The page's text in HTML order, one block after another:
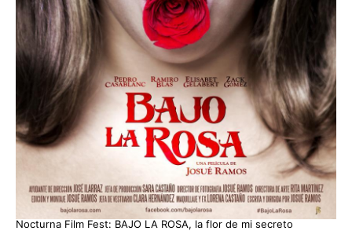
Nocturna Film Fest: BAJO LA ROSA, la flor de mi secreto